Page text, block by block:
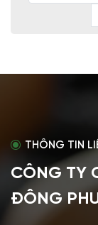
THÔNG TIN
CÔNG TY
ĐÔNG